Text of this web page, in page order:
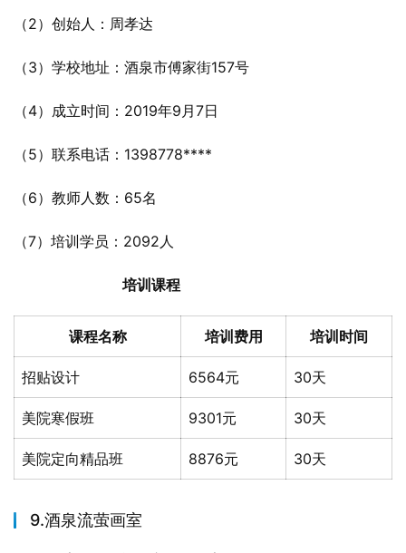
（2）创始人：周孝达
（3）学校地址：酒泉市傅家街157号
（4）成立时间：2019年9月7日
（5）联系电话：1398778****
（6）教师人数：65名
（7）培训学员：2092人
培训课程
课程名称 培训费用 培训时间
招贴设计 6564元 30天
美院寒假班 9301元 30天
美院定向精品班 8876元 30天
9.酒泉流萤画室